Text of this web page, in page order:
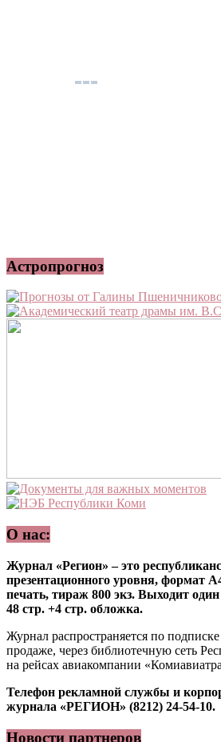
Астропрогноз
О нас:
Журнал «Регион» – это
презентационного уровня, формат
печать, тираж 800 экз. Выходит
48 стр. +4 стр. обложка.
Журнал распространяется по
продаже, через библиотечную сеть
на рейсах авиакомпании
Телефон рекламной службы и
журнала «РЕГИОН» (8212) 24-54-10.
Новости партнеров